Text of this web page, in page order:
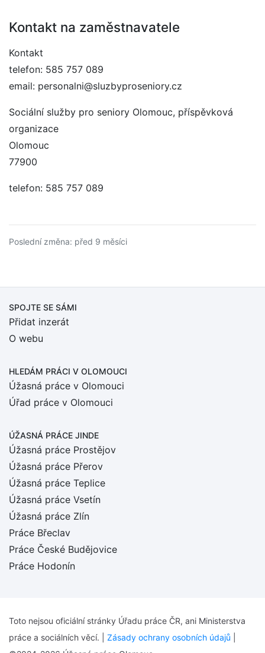
Kontakt na zaměstnavatele
Kontakt
telefon: 585 757 089
email: personalni@sluzbyproseniory.cz
Sociální služby pro seniory Olomouc, příspěvková
organizace
Olomouc
77900
telefon: 585 757 089
Poslední změna: před 9 měsíci
SPOJTE SE SÁMI
Přidat inzerát
O webu
HLEDÁM PRÁCI V OLOMOUCI
Úžasná práce v Olomouci
Úřad práce v Olomouci
ÚŽASNÁ PRÁCE JINDE
Úžasná práce Prostějov
Úžasná práce Přerov
Úžasná práce Teplice
Úžasná práce Vsetín
Úžasná práce Zlín
Práce Břeclav
Práce České Budějovice
Práce Hodonín
Toto nejsou oficiální stránky Úřadu práce ČR, ani Ministerstva
práce a sociálních věcí. | Zásady ochrany osobních údajů